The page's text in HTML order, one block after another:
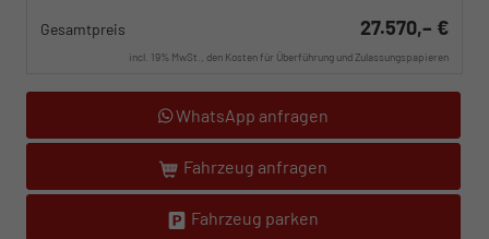
Gesamtpreis 27.570,– €
incl. 19% MwSt., den Kosten für Überführung und Zulassungspapieren
WhatsApp anfragen
Fahrzeug anfragen
Fahrzeug parken